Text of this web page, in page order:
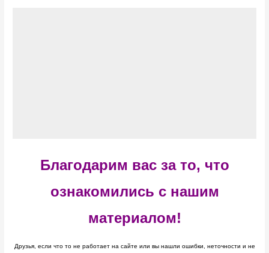
Благодарим вас за то, что
ознакомились с нашим
материалом!
Друзья, если что то не работает на сайте или вы нашли ошибки, неточности и не